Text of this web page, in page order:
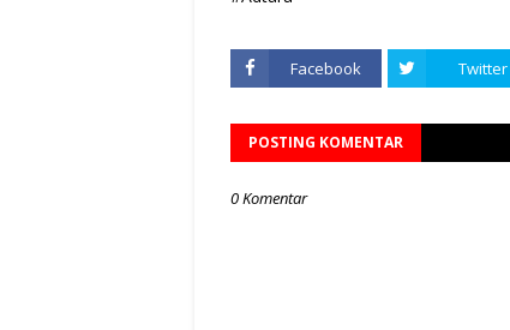
Facebook Twitter
POSTING KOMENTAR
0 Komentar